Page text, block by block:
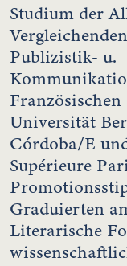
Studium der
Publizistik- u.
Universität
Córdoba/E
Supérieure
Graduierten
Literarische